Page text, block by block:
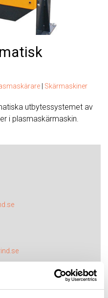
| Skärmaskiner
utbytessystemet av
i plasmaskärmaskin.